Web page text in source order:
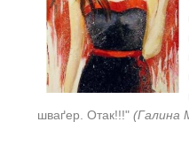
шваґер. Отак!!!" (Галина